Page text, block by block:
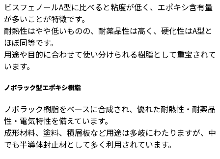
ビスフェノールA型に比べると粘度が低く、エポキシ含有量
が多いことが特徴です。
耐熱性はやや低いものの、耐薬品性は高く、硬化性はA型と
ほぼ同等です。
用途や目的に合わせて使い分けられる樹脂として重宝されて
います。
ノボラック型エポキシ樹脂
ノボラック樹脂をベースに合成され、優れた耐熱性・耐薬品
性・電気特性を備えています。
成形材料、塗料、積層板など用途は多岐にわたりますが、中
でも半導体封止材として多く利用されています。